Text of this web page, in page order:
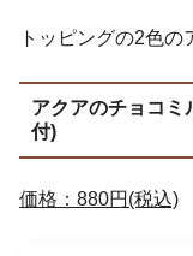
トッピングの2色
アクアのチョコミ
付)
価格：880円(税込)